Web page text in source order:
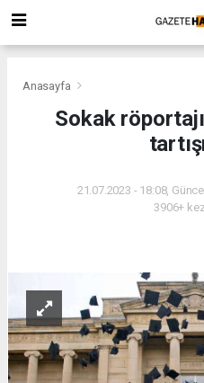
Anasayfa
Sokak
21.07.2023 - 18:08,
3906+